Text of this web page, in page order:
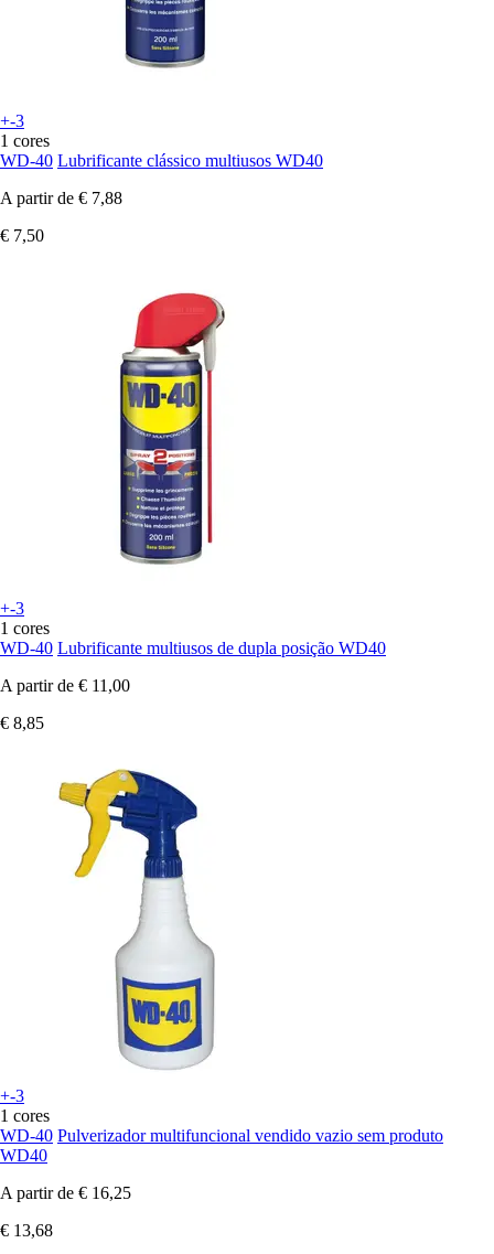
+-3
1 cores
WD-40 Lubrificante clássico multiusos WD40
A partir de € 7,88
€ 7,50
+-3
1 cores
WD-40 Lubrificante multiusos de dupla posição WD40
A partir de € 11,00
€ 8,85
+-3
1 cores
WD-40 Pulverizador multifuncional vendido vazio sem produto
WD40
A partir de € 16,25
€ 13,68